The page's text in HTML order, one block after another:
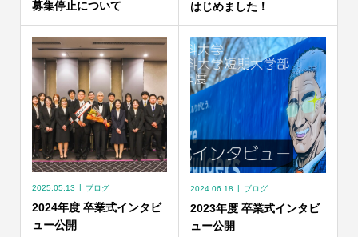
募集停止について
はじめました！
2025.05.13 ブログ
2024年度 卒業式インタビ
ュー公開
2024.06.18 ブログ
2023年度 卒業式インタビ
ュー公開